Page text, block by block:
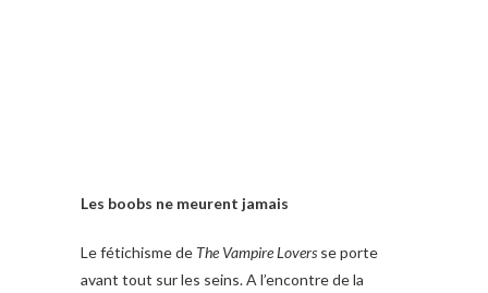
Les boobs ne meurent jamais
Le fétichisme de The Vampire Lovers se porte
avant tout sur les seins. A l’encontre de la